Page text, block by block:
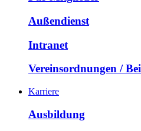
Außendienst
Intranet
Vereinsordnungen /
Karriere
Ausbildung